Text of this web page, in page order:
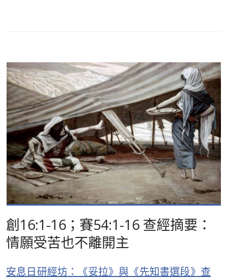
創16:1-16；賽54:1-16 查經摘要：
情願受苦也不離開主
安息日研經坊：《妥拉》與《先知書選段》查